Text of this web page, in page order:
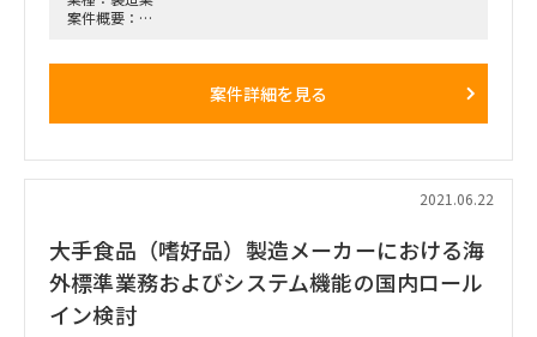
案件概要：
規程文書として整備する。
※チーム体制：管理者（元請）、チームリード（今回探してい
就業場所：山の手線沿線（南の方）
リモート可否・割合：リモート可（現状フルリモート）
案件詳細を見る
2021.06.22
大手食品（嗜好品）製造メーカーにおける海
外標準業務およびシステム機能の国内ロール
イン検討